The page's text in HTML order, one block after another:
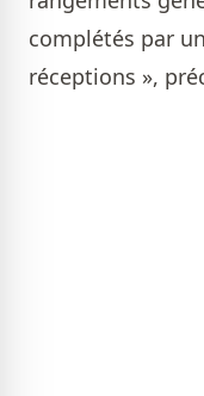
complétés par
réceptions »,